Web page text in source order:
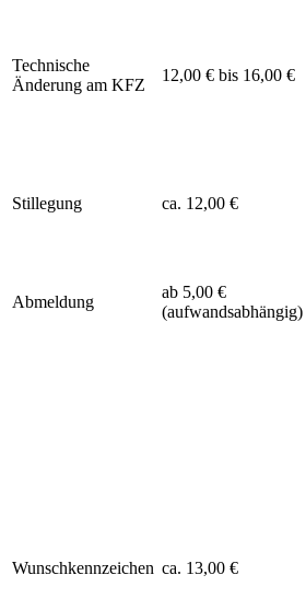
Technische
Änderung am KFZ
12,00 € bis 16,00 €
Stillegung ca. 12,00 €
Abmeldung
ab 5,00 €
(aufwandsabhängig)
Wunschkennzeichen ca. 13,00 €